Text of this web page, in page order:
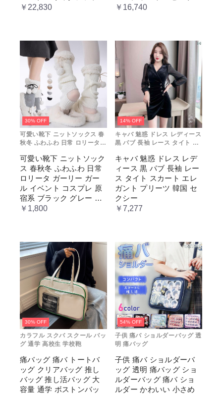
ョン レトロ風 クラシカ
￥22,830
レディース コスチューム
￥16,740
30% OFF
可愛い靴下 ニットソックス 春
秋冬 ふわふわ 日常 ロリータ
プレ 原宿系 ブラック グレー
ベージュ cm067t2t2x1 ホワ
イト
可愛い靴下 ニットソック
ス 春秋冬 ふわふわ 日常
ロリータ ガーリー ガー
ル イベント コスプレ 原
宿系 ブラック グレー ベ
ージュ cm067t2t2x1 ホワ
￥1,800
14% OFF
キャバ 魅惑 ドレス レディース
黒 パブ 長袖 レース タイト ス
国 セクシー
キャバ 魅惑 ドレス レデ
ィース 黒 パブ 長袖 レー
ス タイト スカート エレ
ガント プリーツ 韓国 セ
クシー
￥7,277
30% OFF
カラフル スクバ スクール バッ
グ 通学 高校生 学校鞄
痛バッグ 痛バ トートバ
ッグ クリアバッグ 推し
バッグ 推し活バッグ 大
容量 通学 ボストンバッ
54% OFF
子供 痛バ ショルダーバッグ 透
明 痛バッグ
子供 痛バ ショルダーバ
ッグ 透明 痛バッグ ショ
ルダーバッグ 痛バ ショ
ルダー かわいい 小さめ